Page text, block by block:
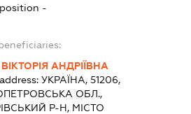
-
АНДРІЇВНА
УКРАЇНА, 51206,
ОБЛ.,
Р-Н, МІСТО